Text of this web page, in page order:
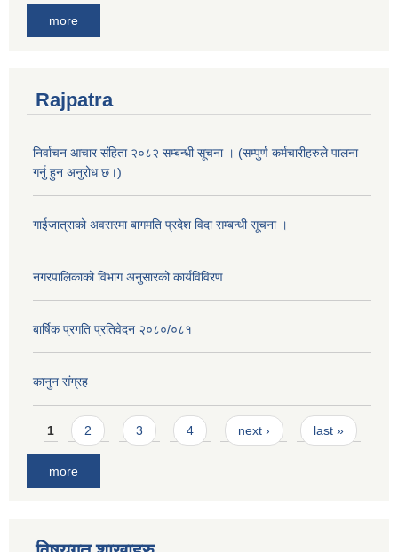
more
Rajpatra
निर्वाचन आचार संहिता २०८२ सम्बन्धी सूचना । (सम्पुर्ण कर्मचारीहरुले पालना
गर्नु हुन अनुरोध छ।)
गाईजात्राको अवसरमा बागमति प्रदेश विदा सम्बन्धी सूचना ।
नगरपालिकाको विभाग अनुसारको कार्यविविरण
बार्षिक प्रगति प्रतिवेदन २०८०/०८१
कानुन संग्रह
Pages
1 2 3 4 next › last »
more